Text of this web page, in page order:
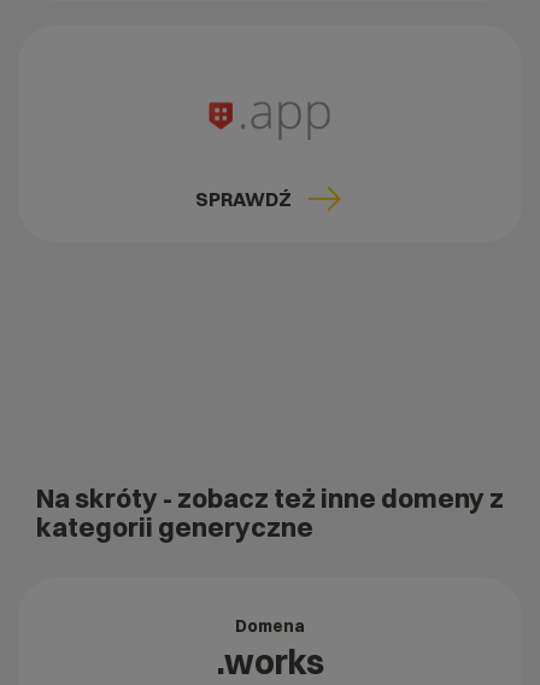
SPRAWDŹ
Na skróty - zobacz też inne domeny z
kategorii generyczne
Domena
.works